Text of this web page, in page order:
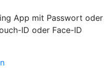
App mit Passwort oder
ID oder Face-ID